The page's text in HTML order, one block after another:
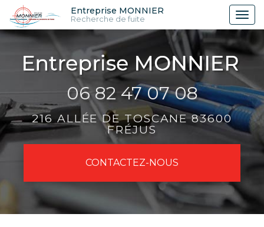
Aller
au
contenu
principal
Entreprise MONNIER
Recherche de fuite
06 82 47 07 08
216 ALLÉE DE TOSCANE 83600
FRÉJUS
CONTACTEZ-NOUS